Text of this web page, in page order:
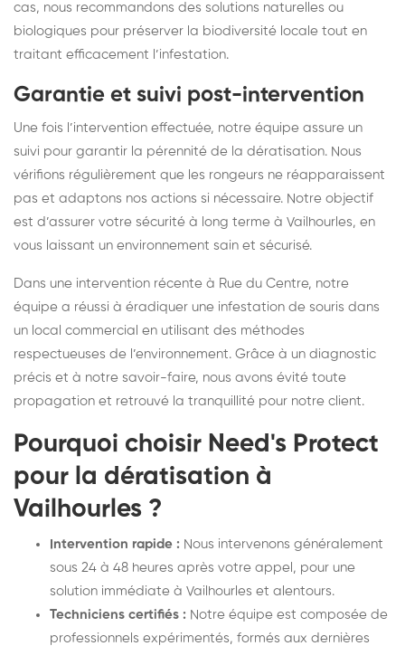
cas, nous recommandons des solutions naturelles ou
biologiques pour préserver la biodiversité locale tout en
traitant efficacement l’infestation.
Garantie et suivi post-intervention
Une fois l’intervention effectuée, notre équipe assure un
suivi pour garantir la pérennité de la dératisation. Nous
vérifions régulièrement que les rongeurs ne réapparaissent
pas et adaptons nos actions si nécessaire. Notre objectif
est d’assurer votre sécurité à long terme à Vailhourles, en
vous laissant un environnement sain et sécurisé.
Dans une intervention récente à Rue du Centre, notre
équipe a réussi à éradiquer une infestation de souris dans
un local commercial en utilisant des méthodes
respectueuses de l’environnement. Grâce à un diagnostic
précis et à notre savoir-faire, nous avons évité toute
propagation et retrouvé la tranquillité pour notre client.
Pourquoi choisir Need's Protect
pour la dératisation à
Vailhourles ?
Intervention rapide : Nous intervenons généralement
sous 24 à 48 heures après votre appel, pour une
solution immédiate à Vailhourles et alentours.
Techniciens certifiés : Notre équipe est composée de
professionnels expérimentés, formés aux dernières